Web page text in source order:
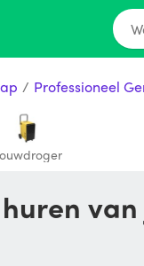
/ Professioneel
huren